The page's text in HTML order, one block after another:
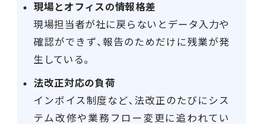
現場とオフィスの情報格差
現場担当者が社に戻らないとデータ入力や
確認ができず、報告のためだけに残業が発
生している。
法改正対応の負荷
インボイス制度など、法改正のたびにシス
テム改修や業務フロー変更に追われてい